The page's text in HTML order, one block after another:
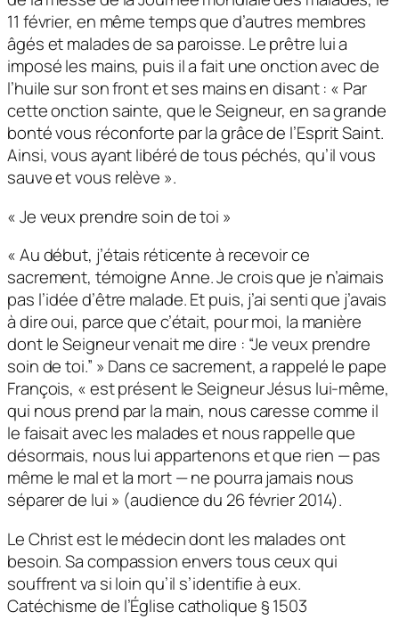
11 février, en même temps que d’autres membres
âgés et malades de sa paroisse. Le prêtre lui a
imposé les mains, puis il a fait une onction avec de
l’huile sur son front et ses mains en disant : « Par
cette onction sainte, que le Seigneur, en sa grande
bonté vous réconforte par la grâce de l’Esprit Saint.
Ainsi, vous ayant libéré de tous péchés, qu’il vous
sauve et vous relève ».
« Je veux prendre soin de toi »
« Au début, j’étais réticente à recevoir ce
sacrement, témoigne Anne. Je crois que je n’aimais
pas l’idée d’être malade. Et puis, j’ai senti que j’avais
à dire oui, parce que c’était, pour moi, la manière
dont le Seigneur venait me dire : “Je veux prendre
soin de toi.” » Dans ce sacrement, a rappelé le pape
François, « est présent le Seigneur Jésus lui-même,
qui nous prend par la main, nous caresse comme il
le faisait avec les malades et nous rappelle que
désormais, nous lui appartenons et que rien — pas
même le mal et la mort — ne pourra jamais nous
séparer de lui » (audience du 26 février 2014).
Le Christ est le médecin dont les malades ont
besoin. Sa compassion envers tous ceux qui
souffrent va si loin qu’il s’identifie à eux.
Catéchisme de l’Église catholique § 1503